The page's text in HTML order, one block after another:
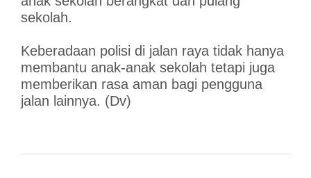
sekolah.
Keberadaan polisi di jalan raya tidak hanya
membantu anak-anak sekolah tetapi juga
memberikan rasa aman bagi pengguna
jalan lainnya. (Dv)